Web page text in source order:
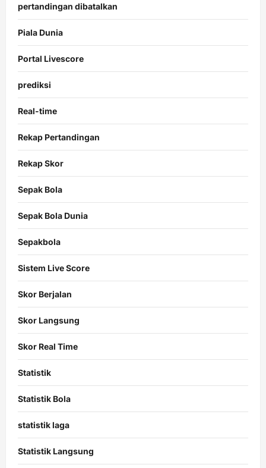
pertandingan dibatalkan
Piala Dunia
Portal Livescore
prediksi
Real-time
Rekap Pertandingan
Rekap Skor
Sepak Bola
Sepak Bola Dunia
Sepakbola
Sistem Live Score
Skor Berjalan
Skor Langsung
Skor Real Time
Statistik
Statistik Bola
statistik laga
Statistik Langsung